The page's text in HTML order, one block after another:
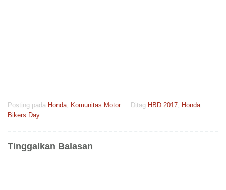
Posting pada Honda, Komunitas Motor Ditag HBD 2017, Honda
Bikers Day
Tinggalkan Balasan